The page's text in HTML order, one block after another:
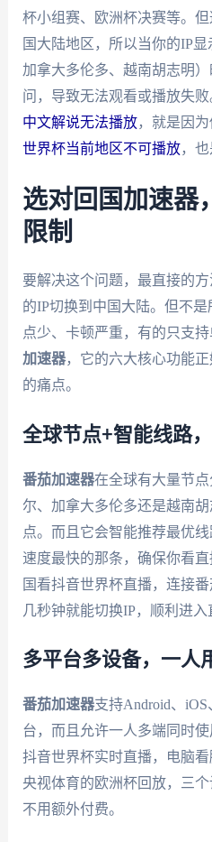
杯小组赛、欧洲杯决赛等。
国大陆地区，所以当你的IP显
加拿大多伦多、越南胡志明
问，导致无法观看或播放失败
中文解说无法播放，就是因为
世界杯当前地区不可播放，也
选对回国加速器
限制
要解决这个问题，最直接的
的IP切换到中国大陆。但不
点少、卡顿严重，有的只支
加速器，它的六大核心功能
的痛点。
全球节点+智能线路
番茄加速器在全球有大量节
尔、加拿大多伦多还是越南
点。而且它会智能推荐最优线
速度最快的那条，确保你看
国看抖音世界杯直播，连接
几秒钟就能切换IP，顺利进入
多平台多设备，一人
番茄加速器支持Android、iOS
台，而且允许一人多端同时
抖音世界杯实时直播，电脑
央视体育的欧洲杯回放，三个
不用额外付费。